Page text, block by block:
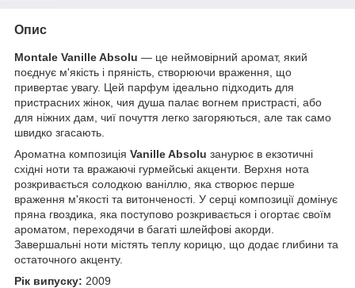
Опис
Montale Vanille Absolu — це неймовірний аромат, який
поєднує м'якість і пряність, створюючи враження, що
привертає увагу. Цей парфум ідеально підходить для
пристрасних жінок, чия душа палає вогнем пристрасті, або
для ніжних дам, чиї почуття легко загоряються, але так само
швидко згасають.
Ароматна композиція Vanille Absolu занурює в екзотичні
східні ноти та вражаючі гурмейські акценти. Верхня нота
розкривається солодкою ваніллю, яка створює перше
враження м'якості та витонченості. У серці композиції домінує
пряна гвоздика, яка поступово розкривається і огортає своїм
ароматом, переходячи в багаті шлейфові акорди.
Завершальні ноти містять теплу корицю, що додає глибини та
остаточного акценту.
Рік випуску: 2009